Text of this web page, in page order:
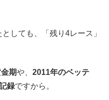
としても、「残り4レース」
期や、 2011年のベッテ
録ですから。